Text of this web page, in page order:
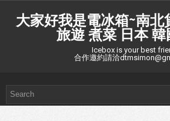
大家好我是電冰箱~南
旅遊 煮菜 日本
Icebox is your best
合作邀約請洽